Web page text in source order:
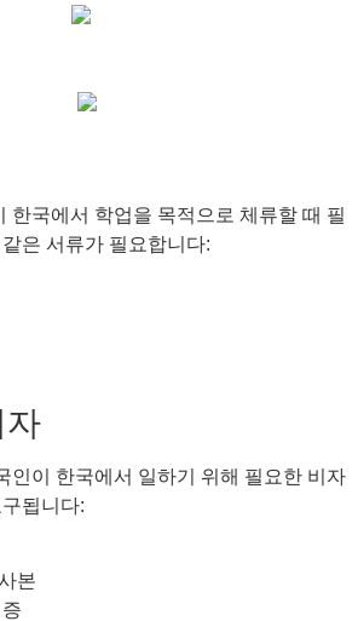
한국에서 학업을 목적으로 체류할 때 필
은 서류가 필요합니다:
자
인이 한국에서 일하기 위해 필요한 비자
됩니다:
본